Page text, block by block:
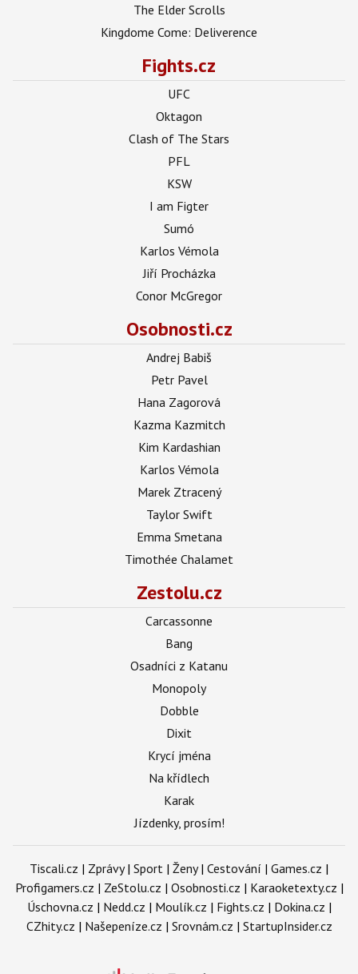
The Elder Scrolls
Kingdome Come: Deliverence
Fights.cz
UFC
Oktagon
Clash of The Stars
PFL
KSW
I am Figter
Sumó
Karlos Vémola
Jiří Procházka
Conor McGregor
Osobnosti.cz
Andrej Babiš
Petr Pavel
Hana Zagorová
Kazma Kazmitch
Kim Kardashian
Karlos Vémola
Marek Ztracený
Taylor Swift
Emma Smetana
Timothée Chalamet
Zestolu.cz
Carcassonne
Bang
Osadníci z Katanu
Monopoly
Dobble
Dixit
Krycí jména
Na křídlech
Karak
Jízdenky, prosím!
Tiscali.cz | Zprávy| Sport | Ženy| Cestování | Games.cz |
Profigamers.cz | ZeStolu.cz | Osobnosti.cz | Karaoketexty.cz |
Úschovna.cz | Nedd.cz | Moulík.cz | Fights.cz | Dokina.cz |
CZhity.cz | Našepeníze.cz | Srovnám.cz | StartupInsider.cz